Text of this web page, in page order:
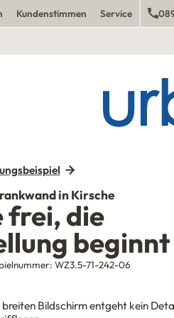
Kundenstimmen Service
in Kirsche
frei, die
beginnt
WZ3.5-71-242-06
breiten Bildschirm entgeht kein